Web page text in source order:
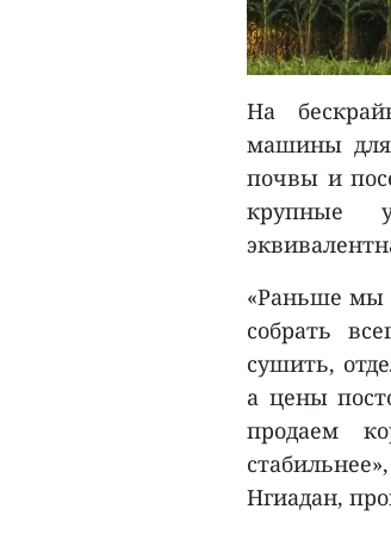
На
машины для
почвы и
крупные
«Раньше мы
собрать
сушить,
а цены
продаем
Нгиадан,